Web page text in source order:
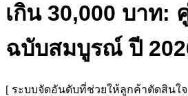
เกิน 30,000 บาท:
ฉบับสมบูรณ์ ปี
[ ระบบจัดอันดับที่ช่วยให้ลูกค้าตัดสินใ